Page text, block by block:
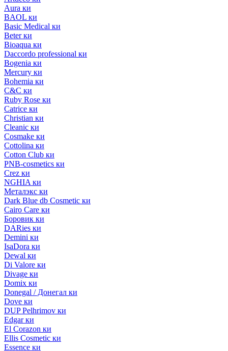
Aura ки
BAOL ки
Basic Medical ки
Beter ки
Bioaqua ки
Daccordo professional ки
Bogenia ки
Mercury ки
Bohemia ки
C&C ки
Ruby Rose ки
Catrice ки
Christian ки
Cleanic ки
Cosmake ки
Cottolina ки
Cotton Club ки
PNB-cosmetics ки
Crez ки
NGHIA ки
Металэкс ки
Dark Blue db Cosmetic ки
Cairo Care ки
Боровик ки
DARies ки
Demini ки
IsaDora ки
Dewal ки
Di Valore ки
Divage ки
Domix ки
Donegal / Донегал ки
Dove ки
DUP Pelhrimov ки
Edgar ки
El Corazon ки
Ellis Cosmetic ки
Essence ки